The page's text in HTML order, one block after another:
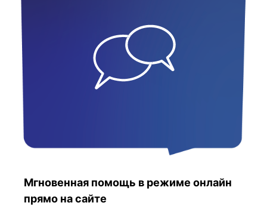
Мгновенная помощь в режиме онлайн
прямо на сайте